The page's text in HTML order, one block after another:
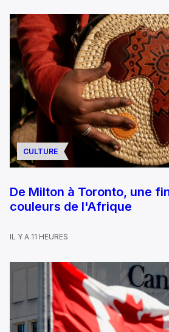
CULTURE
De Milton à Toronto, une
couleurs de l'Afrique
IL Y A 11 HEURES